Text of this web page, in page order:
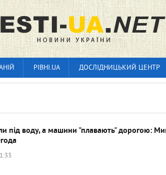
РІВНІ.UA ДОСЛІДНИЦЬКИЙ ЦЕНТР
під воду, а машини "плавають" дорогою: